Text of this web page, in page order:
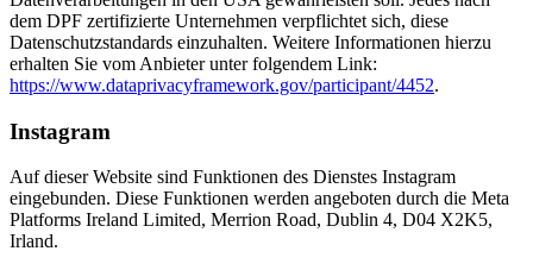
dem DPF zertifizierte Unternehmen verpflichtet sich, diese
Datenschutzstandards einzuhalten. Weitere Informationen hierzu
erhalten Sie vom Anbieter unter folgendem Link:
https://www.dataprivacyframework.gov/participant/4452.
Instagram
Auf dieser Website sind Funktionen des Dienstes Instagram
eingebunden. Diese Funktionen werden angeboten durch die Meta
Platforms Ireland Limited, Merrion Road, Dublin 4, D04 X2K5,
Irland.